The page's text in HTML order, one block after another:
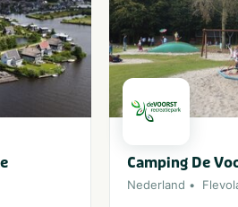
Camping De
Nederland